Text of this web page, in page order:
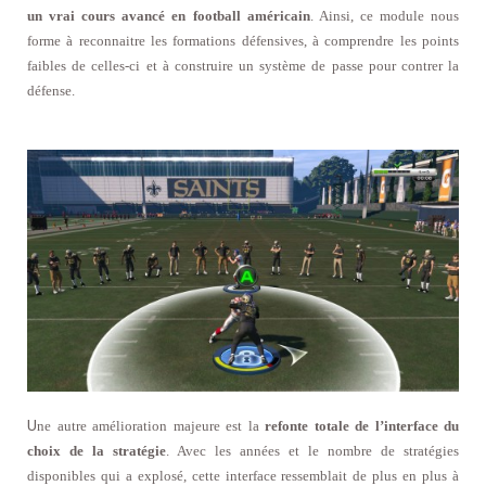
un vrai cours avancé en football américain. Ainsi, ce module nous
forme à reconnaitre les formations défensives, à comprendre les points
faibles de celles-ci et à construire un système de passe pour contrer la
défense.
Une autre amélioration majeure est la refonte totale de l’interface du
choix de la stratégie. Avec les années et le nombre de stratégies
disponibles qui a explosé, cette interface ressemblait de plus en plus à